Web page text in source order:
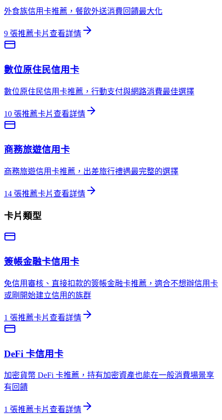
外食族信用卡推薦，餐飲外送消費回饋最大化
9 張推薦卡片 查看詳情
數位原住民信用卡
數位原住民信用卡推薦，行動支付與網路消費最佳選擇
10 張推薦卡片 查看詳情
商務旅遊信用卡
商務旅遊信用卡推薦，出差旅行禮遇最完整的選擇
14 張推薦卡片 查看詳情
卡片類型
簽帳金融卡信用卡
免信用審核、直接扣款的簽帳金融卡推薦，適合不想辦信用卡
或剛開始建立信用的族群
1 張推薦卡片 查看詳情
DeFi 卡信用卡
加密貨幣 DeFi 卡推薦，持有加密資產也能在一般消費場景享
有回饋
1 張推薦卡片 查看詳情